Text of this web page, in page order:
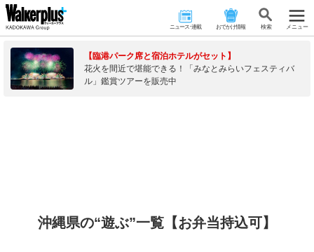
ニュース･連載 おでかけ情報 検 索 メニュー
【臨港パーク席と宿泊ホテルがセット】
花火を間近で堪能できる！「みなとみらいフェスティバ
ル」鑑賞ツアーを販売中
沖縄県の“遊ぶ”一覧【お弁当持込可】